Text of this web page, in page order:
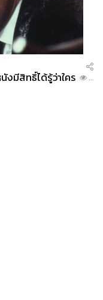
งมีสิทธิ์ได้รู้ว่าใคร
...